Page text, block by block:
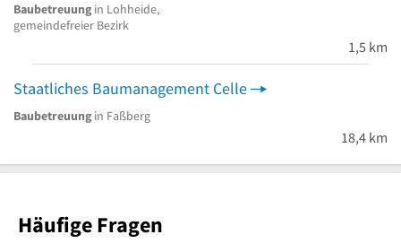
Baubetreuung in Lohheide,
gemeindefreier Bezirk
1,5 km
Staatliches Baumanagement Celle
Baubetreuung in Faßberg
18,4 km
Häufige Fragen